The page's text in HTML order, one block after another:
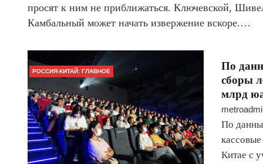
просят к ним не приближаться. Ключевской,
Камбальный может начать извержение вскоре.…
РОССИЯ-КИТАЙ: ГЛАВНОЕ
По
сборы
млрд
По
Китае с